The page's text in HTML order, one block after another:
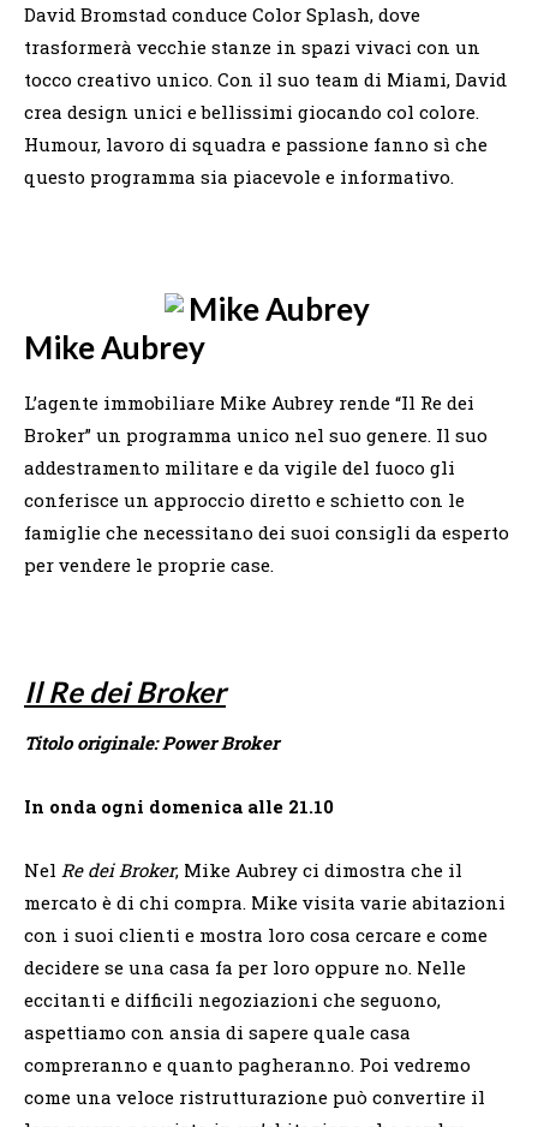
David Bromstad conduce Color Splash, dove
trasformerà vecchie stanze in spazi vivaci con un
tocco creativo unico. Con il suo team di Miami, David
crea design unici e bellissimi giocando col colore.
Humour, lavoro di squadra e passione fanno sì che
questo programma sia piacevole e informativo.
Mike Aubrey
L’agente immobiliare Mike Aubrey rende “Il Re dei
Broker” un programma unico nel suo genere. Il suo
addestramento militare e da vigile del fuoco gli
conferisce un approccio diretto e schietto con le
famiglie che necessitano dei suoi consigli da esperto
per vendere le proprie case.
Il Re dei Broker
Titolo originale: Power Broker
In onda ogni domenica alle 21.10
Nel Re dei Broker, Mike Aubrey ci dimostra che il
mercato è di chi compra. Mike visita varie abitazioni
con i suoi clienti e mostra loro cosa cercare e come
decidere se una casa fa per loro oppure no. Nelle
eccitanti e difficili negoziazioni che seguono,
aspettiamo con ansia di sapere quale casa
compreranno e quanto pagheranno. Poi vedremo
come una veloce ristrutturazione può convertire il